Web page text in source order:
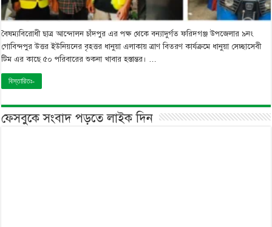
বৈষম্যবিরোধী ছাত্র আন্দোলন চাঁদপুর এর পক্ষ থেকে বন্যাদুর্গত ফরিদগঞ্জ উপজেলার ৯নং
গোবিন্দপুর উত্তর ইউনিয়নের বৃহত্তর ধানুয়া এলাকায় ত্রাণ বিতরণ কার্যক্রমে ধানুয়া সেচ্ছাসেবী
টিম এর কাছে ৫০ পরিবারের শুকনা খাবার হস্তান্তর। …
বিস্তারিতঃ-
ফেসবুকে সংবাদ পড়তে লাইক দিন